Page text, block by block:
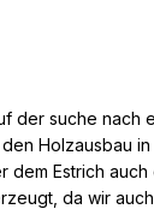
der suche nach
Holzausbau in
dem Estrich
da wir